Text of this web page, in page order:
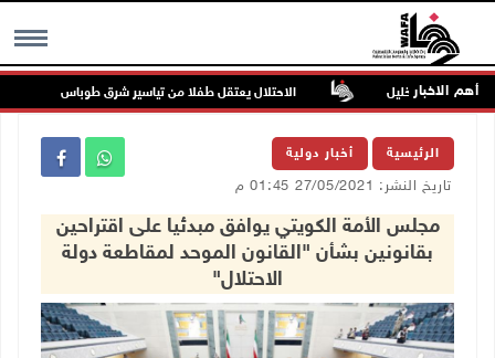
MENU أهم الاخبار الاحتلال يعتقل طفلا من تياسير شرق طوباس
الرئيسية أخبار دولية
تاريخ النشر: 27/05/2021 01:45 م
مجلس الأمة الكويتي يوافق مبدئيا على اقتراحين
بقانونين بشأن "القانون الموحد لمقاطعة دولة
الاحتلال"